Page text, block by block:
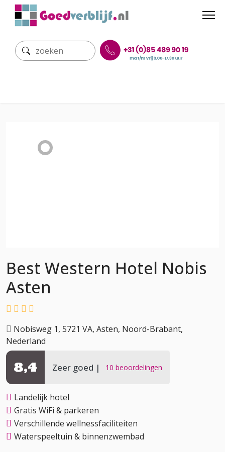
Best Western Hotel Nobis
Asten
Nobisweg 1, 5721 VA, Asten, Noord-Brabant,
Nederland
Zeer goed 10 beoordelingen
8,4
Landelijk hotel
Gratis WiFi & parkeren
Verschillende wellnessfaciliteiten
Waterspeeltuin & binnenzwembad